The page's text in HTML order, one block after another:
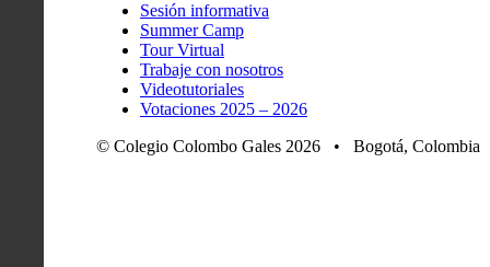
Sesión informativa
Summer Camp
Tour Virtual
Trabaje con nosotros
Videotutoriales
Votaciones 2025 – 2026
© Colegio Colombo Gales 2026 • Bogotá, Colombia